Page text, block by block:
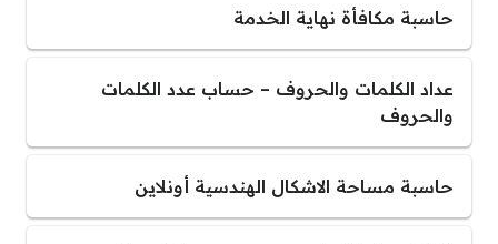
حاسبة مكافأة نهاية الخدمة
عداد الكلمات والحروف – حساب عدد الكلمات
والحروف
حاسبة مساحة الاشكال الهندسية أونلاين